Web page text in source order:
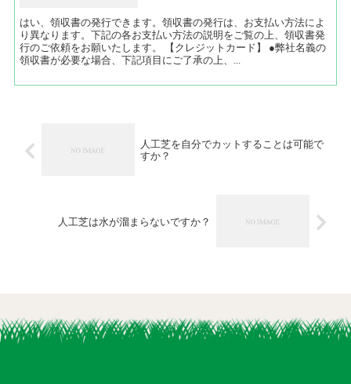
はい、領収書の発行できます。領収書の発行は、お支払い方法によ
り異なります。下記の各お支払い方法の説明をご覧の上、領収書発
行のご依頼をお願いたします。 【クレジットカード】 ●弊社名義の
領収書が必要な場合、下記項目にご了承の上、...
人工芝を自分でカットすることは可能で
すか？
人工芝は水が溜まらないですか？